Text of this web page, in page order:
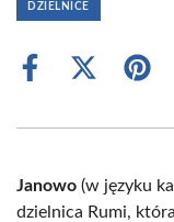
DZIELNICE
Share
Share
(Twitter)
Janowo (w języku
dzielnica Rumi,